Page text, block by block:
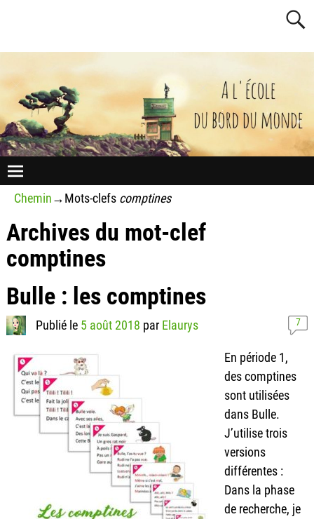
Chemin→Mots-clefs comptines
Archives du mot-clef
comptines
Bulle : les comptines
Publié le 5 août 2018 par Elaurys 7
En période 1,
des comptines
sont utilisées
dans Bulle.
J’utilise trois
versions
différentes :
Dans la phase
de recherche, je